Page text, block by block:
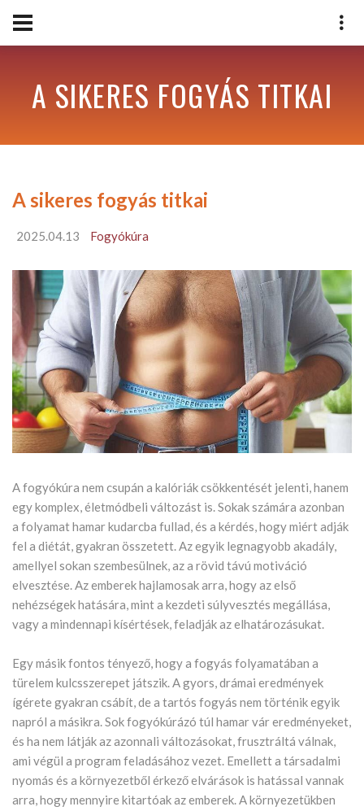
A SIKERES FOGYÁS TITKAI
A sikeres fogyás titkai
2025.04.13 Fogyókúra
A fogyókúra nem csupán a kalóriák csökkentését jelenti, hanem
egy komplex, életmódbeli változást is. Sokak számára azonban
a folyamat hamar kudarcba fullad, és a kérdés, hogy miért adják
fel a diétát, gyakran összetett. Az egyik legnagyobb akadály,
amellyel sokan szembesülnek, az a rövid távú motiváció
elvesztése. Az emberek hajlamosak arra, hogy az első
nehézségek hatására, mint a kezdeti súlyvesztés megállása,
vagy a mindennapi kísértések, feladják az elhatározásukat.
Egy másik fontos tényező, hogy a fogyás folyamatában a
türelem kulcsszerepet játszik. A gyors, drámai eredmények
ígérete gyakran csábít, de a tartós fogyás nem történik egyik
napról a másikra. Sok fogyókúrázó túl hamar vár eredményeket,
és ha nem látják az azonnali változásokat, frusztráltá válnak,
ami végül a program feladásához vezet. Emellett a társadalmi
nyomás és a környezetből érkező elvárások is hatással vannak
arra, hogy mennyire kitartóak az emberek. A környezetükben